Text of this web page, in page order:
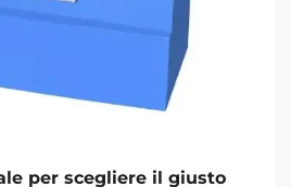
per scegliere il giusto